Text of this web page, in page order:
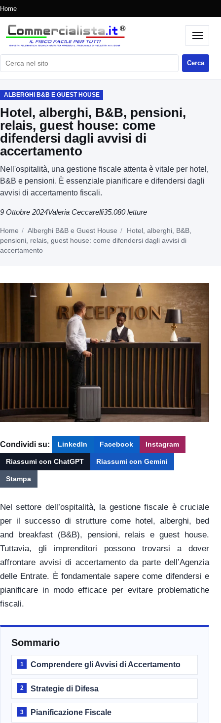
Home
Cerca nel sito Cerca
ALBERGHI B&B E GUEST HOUSE
Hotel, alberghi, B&B, pensioni,
relais, guest house: come
difendersi dagli avvisi di
accertamento
Nell'ospitalità, una gestione fiscale attenta è vitale per hotel,
B&B e pensioni. È essenziale pianificare e difendersi dagli
avvisi di accertamento fiscali.
9 Ottobre 2024Valeria Ceccarelli35.080 letture
Home Alberghi B&B e Guest House
Hotel, alberghi, B&B,
pensioni, relais, guest house: come difendersi dagli avvisi di
accertamento
Condividi su: LinkedIn Facebook Instagram
Riassumi con ChatGPT Riassumi con Gemini
Stampa
Nel settore dell’ospitalità, la gestione fiscale è cruciale
per il successo di strutture come hotel, alberghi, bed
and breakfast (B&B), pensioni, relais e guest house.
Tuttavia, gli imprenditori possono trovarsi a dover
affrontare avvisi di accertamento da parte dell’Agenzia
delle Entrate. È fondamentale sapere come difendersi e
pianificare in modo efficace per evitare problematiche
fiscali.
Sommario
1 Comprendere gli Avvisi di Accertamento
2 Strategie di Difesa
3 Pianificazione Fiscale